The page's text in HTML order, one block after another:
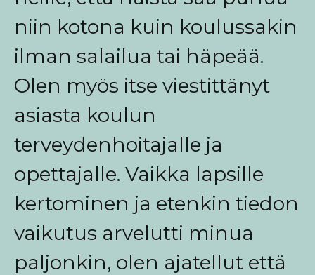
niin kotona kuin koulussakin
ilman salailua tai häpeää.
Olen myös itse viestittänyt
asiasta koulun
terveydenhoitajalle ja
opettajalle. Vaikka lapsille
kertominen ja etenkin tiedon
vaikutus arvelutti minua
paljonkin, olen ajatellut että